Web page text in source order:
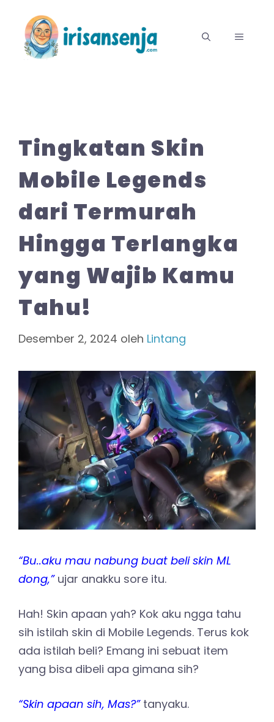
MENU
Tingkatan Skin
Mobile Legends
dari Termurah
Hingga Terlangka
yang Wajib Kamu
Tahu!
Desember 2, 2024 oleh Lintang
“Bu..aku mau nabung buat beli skin ML
dong,”ujar anakku sore itu.
Hah! Skin apaan yah? Kok aku ngga tahu
sih istilah skin di Mobile Legends. Terus kok
ada istilah beli? Emang ini sebuat item
yang bisa dibeli apa gimana sih?
“Skin apaan sih, Mas?” tanyaku.